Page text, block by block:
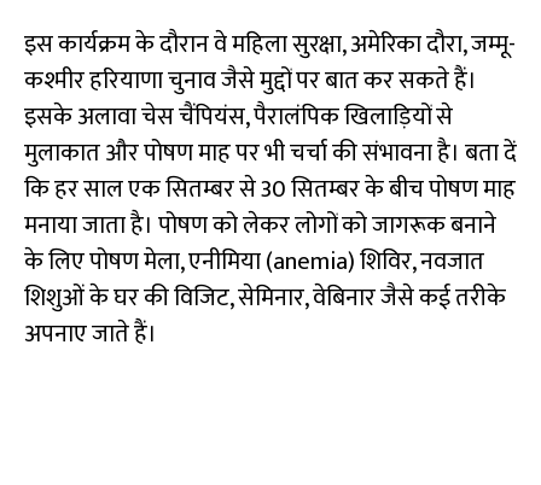
इस कार्यक्रम के दौरान वे महिला सुरक्षा, अमेरिका दौरा, जम्मू-
कश्मीर हरियाणा चुनाव जैसे मुद्दों पर बात कर सकते हैं।
इसके अलावा चेस चैंपियंस, पैरालंपिक खिलाड़ियों से
मुलाकात और पोषण माह पर भी चर्चा की संभावना है। बता दें
कि हर साल एक सितम्बर से 30 सितम्बर के बीच पोषण माह
मनाया जाता है। पोषण को लेकर लोगों को जागरूक बनाने
के लिए पोषण मेला, एनीमिया (anemia) शिविर, नवजात
शिशुओं के घर की विजिट, सेमिनार, वेबिनार जैसे कई तरीके
अपनाए जाते हैं।